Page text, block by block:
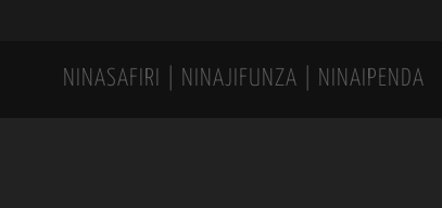
NINASAFIRI | NINAJIFUNZA | NINAIPENDA